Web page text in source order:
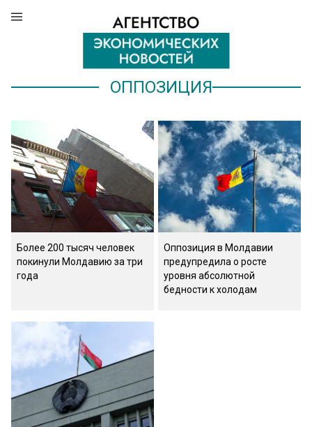
ОППОЗИЦИЯ
Более 200 тысяч человек
покинули Молдавию за три
года
Оппозиция в Молдавии
предупредила о росте
уровня абсолютной
бедности к холодам